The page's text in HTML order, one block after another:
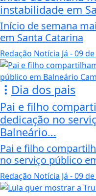
instabilidade em
Início de semana
em Santa Catarina
Redação Notícia Já - 09
Dia dos pais
Pai e filho
dedicação no
Balneário...
Pai e filho
no serviço público
Redação Notícia Já - 09